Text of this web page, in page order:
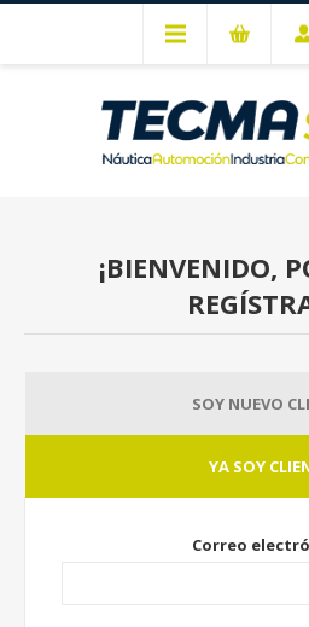
¡BIENVENIDO,
SOY NUEVO
YA SOY
Correo